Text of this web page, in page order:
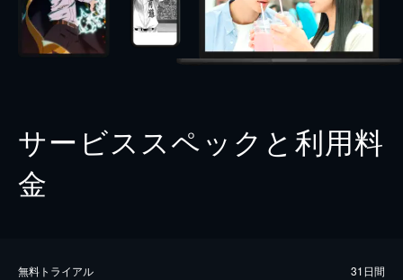
サービススペックと利用料
金
無料トライアル 31日間